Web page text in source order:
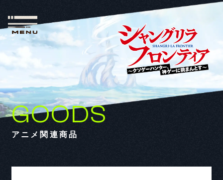
GOODS
アニメ関連商品